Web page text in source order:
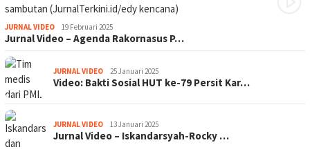
JURNAL VIDEO 19 Februari 2025
Jurnal Video – Agenda Rakornasus P…
JURNAL VIDEO 25 Januari 2025
Video: Bakti Sosial HUT ke-79 Persit Kar…
JURNAL VIDEO 13 Januari 2025
Jurnal Video – Iskandarsyah-Rocky …